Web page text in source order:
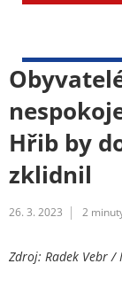
Hřib by
zklidnil
26. 3. 2023 2
Zdroj: Radek Vebr /